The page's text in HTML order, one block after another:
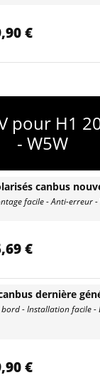
€
pour H1
- W5W
canbus
facile - Anti-erreur
€
dernière
- Installation facile -
€